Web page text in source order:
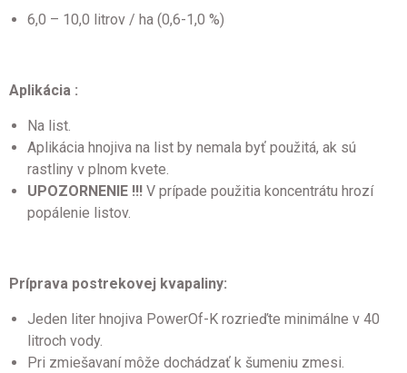
6,0 – 10,0 litrov / ha (0,6-1,0 %)
Aplikácia :
Na list.
Aplikácia hnojiva na list by nemala byť použitá, ak sú
rastliny v plnom kvete.
UPOZORNENIE !!! V prípade použitia koncentrátu hrozí
popálenie listov.
Príprava postrekovej kvapaliny:
Jeden liter hnojiva PowerOf-K rozrieďte minimálne v 40
litroch vody.
Pri zmiešavaní môže dochádzať k šumeniu zmesi.